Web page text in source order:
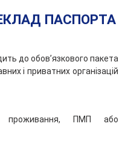
ПАСПОРТА
до обов’язкового пакета
і приватних організацій
проживання, ПМП або